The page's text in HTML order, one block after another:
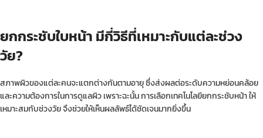
ยกกระชับใบหน้า มีกี่วิธีที่เหมาะกับแต่ละช่วง
วัย?
สภาพผิวของแต่ละคนจะแตกต่างกันตามอายุ ซึ่งส่งผลต่อระดับความหย่อนคล้อย
และความต้องการในการดูแลผิว เพราะฉะนั้น การเลือกเทคโนโลยียกกระชับหน้า ให้
เหมาะสมกับช่วงวัย จึงช่วยให้เห็นผลลัพธ์ได้ชัดเจนมากยิ่งขึ้น